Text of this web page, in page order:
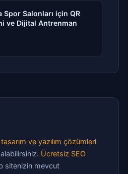
Spor Salonları için QR
ve Dijital Antrenman
ve yazılım çözümleri
Ücretsiz SEO
sitenizin mevcut